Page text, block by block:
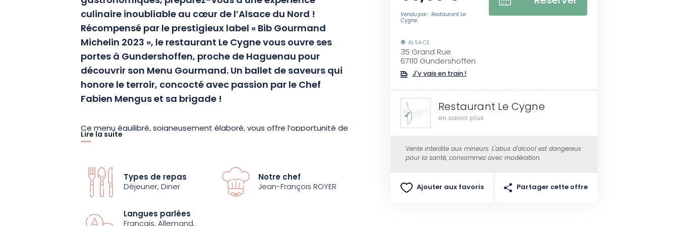
culinaire inoubliable au cœur de l’Alsace du Nord !
Récompensé par le prestigieux label « Bib Gourmand
Michelin 2023 », le restaurant Le Cygne vous ouvre ses
portes à Gundershoffen, proche de Haguenau pour
découvrir son Menu Gourmand. Un ballet de saveurs qui
honore le terroir, concocté avec passion par le Chef
Fabien Mengus et sa brigade !
Ce menu équilibré, soigneusement élaboré, vous offre l’opportunité de
savourer des mets délicieux : une entrée, une viande, un poisson et un
en valeur la fraîcheur et la qualité des produits locaux, sélectionnés
avec le plus grand soin.
Avec le Chef Fabien Mengus, Le Cygne mêle tradition et innovation. Les
Lire la suite
Types de repas
Déjeuner, Diner
Notre chef
Jean-François ROYER
Langues parlées
Vendu par : Restaurant Le
Cygne
ALSACE
35 Grand Rue
67110 Gundershoffen
J'y vais en train !
Restaurant Le Cygne
en savoir plus
Vente interdite aux mineurs. L'abus d'alcool est dangereux
pour la santé, consommez avec modération.
Ajouter aux favoris Partager cette offre